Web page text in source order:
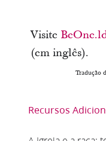
Visite
(em inglês).
Tradução
Recursos